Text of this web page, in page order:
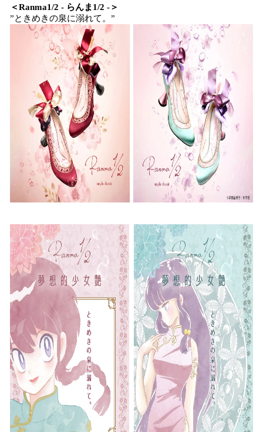
中
で
＜Ranma1/2 - らんま1/2 -＞
”ときめきの泉に溺れて。”